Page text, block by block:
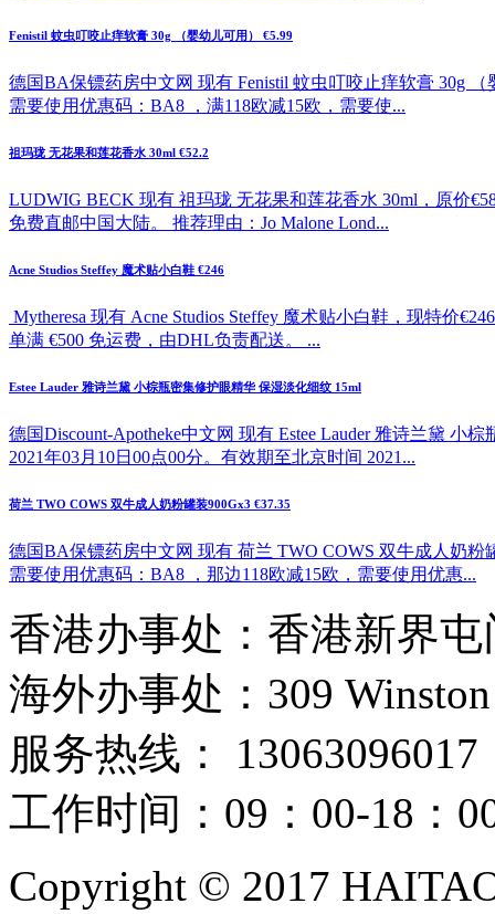
Fenistil 蚊虫叮咬止痒软膏 30g （婴幼儿可用） €5.99
德国BA保镖药房中文网 现有 Fenistil 蚊虫叮咬止痒软膏 30g
需要使用优惠码：BA8 ，满118欧减15欧，需要使...
祖玛珑 无花果和莲花香水 30ml €52.2
LUDWIG BECK 现有 祖玛珑 无花果和莲花香水 30ml，原价
免费直邮中国大陆。 推荐理由：Jo Malone Lond...
Acne Studios Steffey 魔术贴小白鞋 €246
Mytheresa 现有 Acne Studios Steffey 魔术贴小白鞋，现特价
单满 €500 免运费，由DHL负责配送。 ...
Estee Lauder 雅诗兰黛 小棕瓶密集修护眼精华 保湿淡化细纹 15ml
德国Discount-Apotheke中文网 现有 Estee Lauder 雅诗兰黛 小
2021年03月10日00点00分。有效期至北京时间 2021...
荷兰 TWO COWS 双牛成人奶粉罐装900Gx3 €37.35
德国BA保镖药房中文网 现有 荷兰 TWO COWS 双牛成人奶
需要使用优惠码：BA8 ，那边118欧减15欧，需要使用优惠...
香港办事处：香港新界
海外办事处：309
服务热线： 13063096017
工作时间：09：00-18：
Copyright © 2017